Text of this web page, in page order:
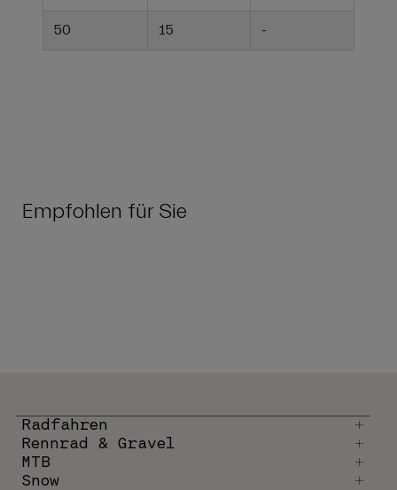
50 15 -
Empfohlen für Sie
Radfahren
Rennrad & Gravel
MTB
Snow